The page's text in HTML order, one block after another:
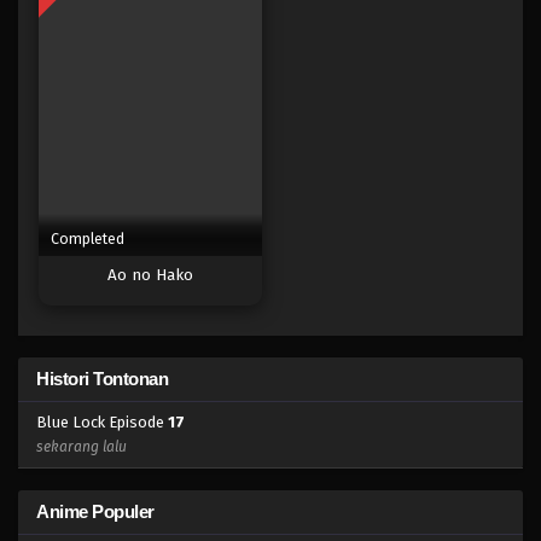
Blue Lock Episode 20
Blue Lock Episode 19
Eps 19 - Episode 19 - April 17, 2023
Blue Lock Episode 18
Completed
Ao no Hako
Histori Tontonan
Blue Lock Episode 17
sekarang lalu
Anime Populer